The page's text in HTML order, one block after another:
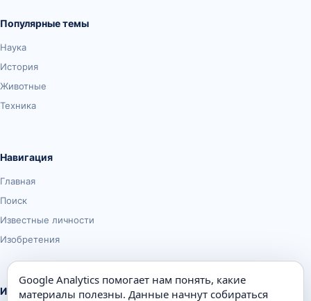
Популярные темы
Наука
История
Животные
Техника
Навигация
Главная
Поиск
Известные личности
Изобретения
Информация
Google Analytics помогает нам понять, какие
материалы полезны. Данные начнут собираться